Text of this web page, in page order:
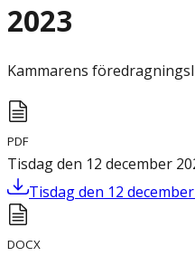
2023
Kammarens
PDF
Tisdag den 12 december
Tisdag den 12
DOCX